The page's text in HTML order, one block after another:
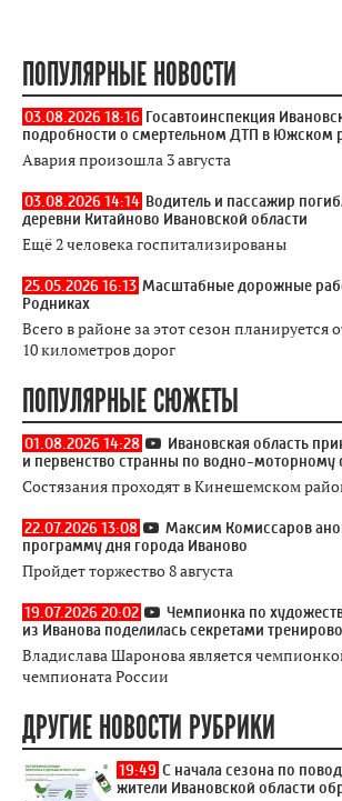
ПОПУЛЯРНЫЕ НОВОСТИ
03.08.2026 18:16 Госавтоинспекция
подробности о смертельном ДТП в Южском
Авария произошла 3 августа
03.08.2026 14:14 Водитель и пассажир
деревни Китайново Ивановской области
Ещё 2 человека госпитализированы
25.05.2026 16:13 Масштабные дорожные
Родниках
Всего в районе за этот сезон планируется
10 километров дорог
ПОПУЛЯРНЫЕ СЮЖЕТЫ
01.08.2026 14:28
Ивановская область
и первенство странны по водно-моторному
Состязания проходят в Кинешемском
22.07.2026 13:08
Максим Комиссаров
программу дня города Иваново
Пройдет торжество 8 августа
19.07.2026 20:02
Чемпионка по
из Иванова поделилась секретами
Владислава Шаронова является
чемпионата России
ДРУГИЕ НОВОСТИ РУБРИКИ
19:49 С начала сезона по
жители Ивановской области